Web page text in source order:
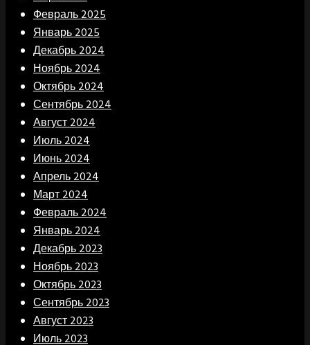
Февраль 2025
Январь 2025
Декабрь 2024
Ноябрь 2024
Октябрь 2024
Сентябрь 2024
Август 2024
Июль 2024
Июнь 2024
Апрель 2024
Март 2024
Февраль 2024
Январь 2024
Декабрь 2023
Ноябрь 2023
Октябрь 2023
Сентябрь 2023
Август 2023
Июль 2023